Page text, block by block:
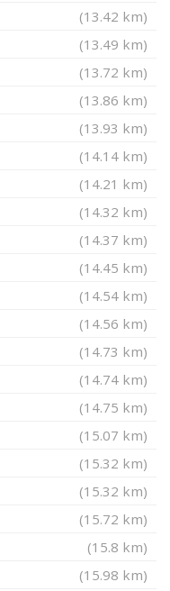
(13.42 km)
(13.49 km)
(13.72 km)
(13.86 km)
(13.93 km)
(14.14 km)
(14.21 km)
(14.32 km)
(14.37 km)
(14.45 km)
(14.54 km)
(14.56 km)
(14.73 km)
(14.74 km)
(14.75 km)
(15.07 km)
(15.32 km)
(15.32 km)
(15.72 km)
(15.8 km)
(15.98 km)